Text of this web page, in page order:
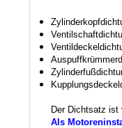
Der Dichtsatz ist
Als